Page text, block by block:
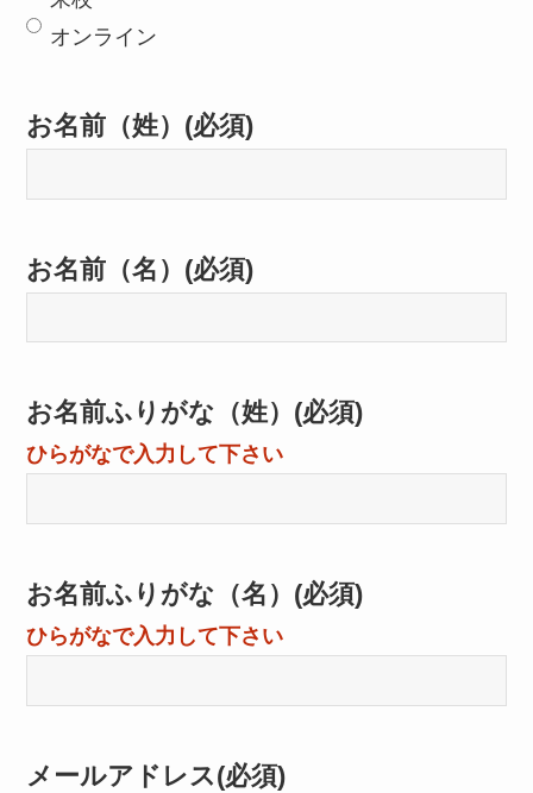
オンライン
お名前（姓） (必須)
お名前（名） (必須)
お名前ふりがな（姓） (必須)
ひらがなで入力して下さい
お名前ふりがな（名） (必須)
ひらがなで入力して下さい
メールアドレス(必須)